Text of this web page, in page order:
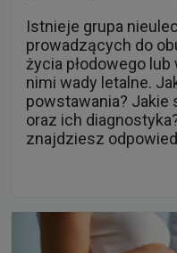
Istnieje grupa
prowadzących do
życia płodowego
nimi wady letalne.
powstawania? Jakie
oraz ich
znajdziesz